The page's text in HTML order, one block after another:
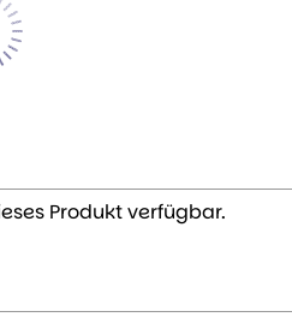
Produkt verfügbar.